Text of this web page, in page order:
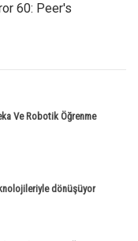
60: Peer's
Ve Robotik Öğrenme
dönüşüyor